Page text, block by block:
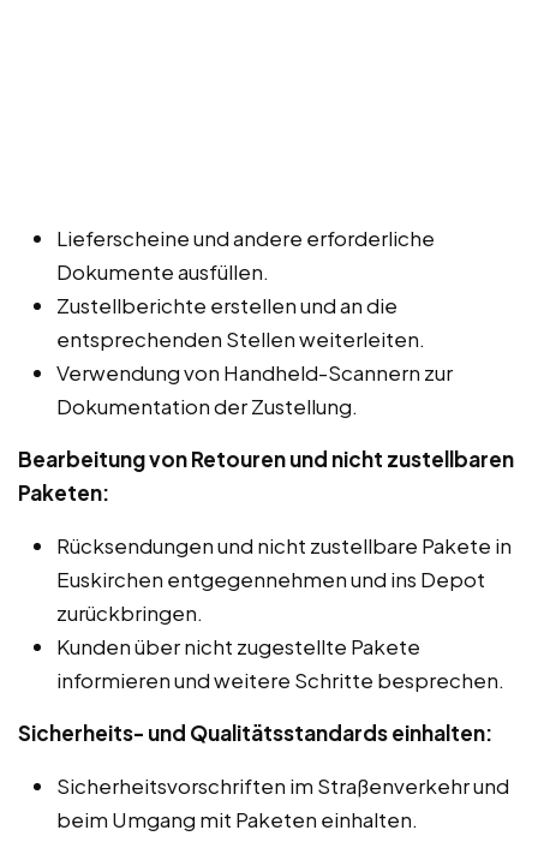
Lieferscheine und andere erforderliche
Dokumente ausfüllen.
Zustellberichte erstellen und an die
entsprechenden Stellen weiterleiten.
Verwendung von Handheld-Scannern zur
Dokumentation der Zustellung.
Bearbeitung von Retouren und nicht zustellbaren
Paketen:
Rücksendungen und nicht zustellbare Pakete in
Euskirchen entgegennehmen und ins Depot
zurückbringen.
Kunden über nicht zugestellte Pakete
informieren und weitere Schritte besprechen.
Sicherheits- und Qualitätsstandards einhalten:
Sicherheitsvorschriften im Straßenverkehr und
beim Umgang mit Paketen einhalten.